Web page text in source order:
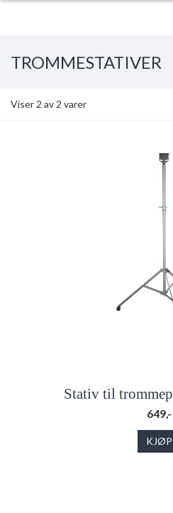
TROMMESTATIVER
Viser 2 av 2 varer
Stativ til
649,-
KJØP